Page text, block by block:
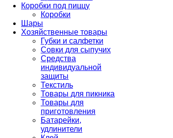
Коробки под пиццу
Коробки
Шары
Хозяйственные товары
Губки и салфетки
Совки для сыпучих
Средства
индивидуальной
защиты
Текстиль
Товары для пикника
Товары для
приготовления
Батарейки,
удлинители